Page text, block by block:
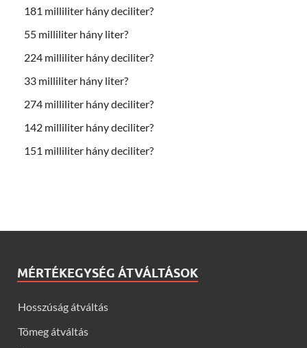
181 milliliter hány deciliter?
55 milliliter hány liter?
224 milliliter hány deciliter?
33 milliliter hány liter?
274 milliliter hány deciliter?
142 milliliter hány deciliter?
151 milliliter hány deciliter?
MÉRTÉKEGYSÉG ÁTVÁLTÁSOK
Hosszúság átváltás
Tömeg átváltás